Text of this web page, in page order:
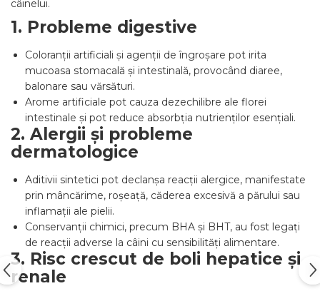
câinelui.
1. Probleme digestive
Coloranții artificiali și agenții de îngroșare pot irita
mucoasa stomacală și intestinală, provocând diaree,
balonare sau vărsături.
Arome artificiale pot cauza dezechilibre ale florei
intestinale și pot reduce absorbția nutrienților esențiali.
2. Alergii și probleme
dermatologice
Aditivii sintetici pot declanșa reacții alergice, manifestate
prin mâncărime, roșeață, căderea excesivă a părului sau
inflamații ale pielii.
Conservanții chimici, precum BHA și BHT, au fost legați
de reacții adverse la câini cu sensibilități alimentare.
3. Risc crescut de boli hepatice și
renale